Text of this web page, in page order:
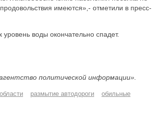
имеются»,- отметили в пресс-
уровень воды окончательно спадет.
политической информации».
размытие автодороги
обильные